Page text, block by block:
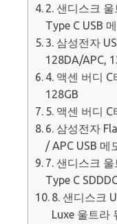
2. 샌디스크
Type C USB
3. 삼성전자
128DA/APC,
4. 액센 버디 C
128GB
5. 액센 버디
6. 삼성전자
/ APC USB 메
7. 샌디스크
Type C
8. 샌디스크
Luxe 울트라